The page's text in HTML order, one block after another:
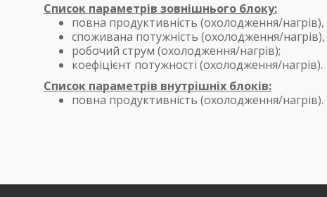
Список параметрів зовнішнього блоку:
повна продуктивність (охолодження/
споживана потужність (охолодження/
робочий струм (охолодження/нагрів);
коефіцієнт потужності (охолодження/нагрів).
Список параметрів внутрішніх блоків:
повна продуктивність (охолодження/нагрів).